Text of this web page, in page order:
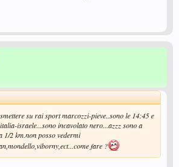
su rai sport marcozzi-pieve..sono le 14:45 e
israele...sono incavolato nero...azzz sono a
1/2 km.non posso vedermi
fare ?